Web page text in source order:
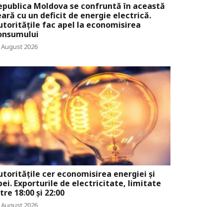
Moldova se confruntă în această
cu un deficit de energie electrică.
fac apel la economisirea
August 2026
cer economisirea energiei și
Exporturile de electricitate, limitate
18:00 și 22:00
August 2026